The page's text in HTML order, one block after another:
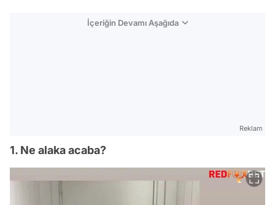
İçeriğin Devamı Aşağıda
Reklam
1. Ne alaka acaba?